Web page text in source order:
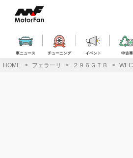
ス
車ニュース チューニング イベント 中古車
HOME フェラーリ ２９６ＧＴＢ